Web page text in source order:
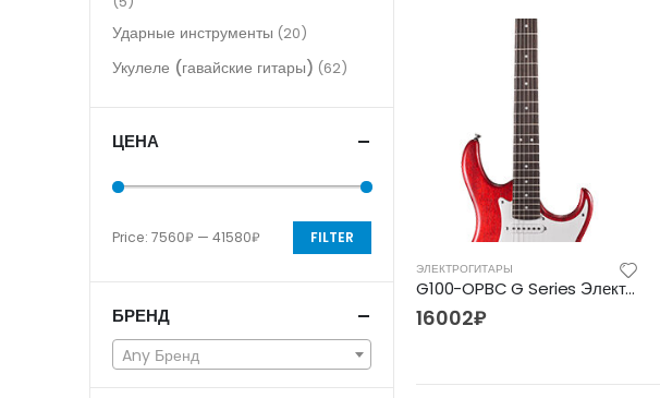
ЭЛЕКТРОГИТАРЫ
G100-OPBC G Series Электрогитара, красная, Cort
16002₽
Ударные инструменты (20)
Укулеле (гавайские гитары) (62)
ЦЕНА
FILTER
Price: 7560₽ — 41580₽
БРЕНД
Any Бренд